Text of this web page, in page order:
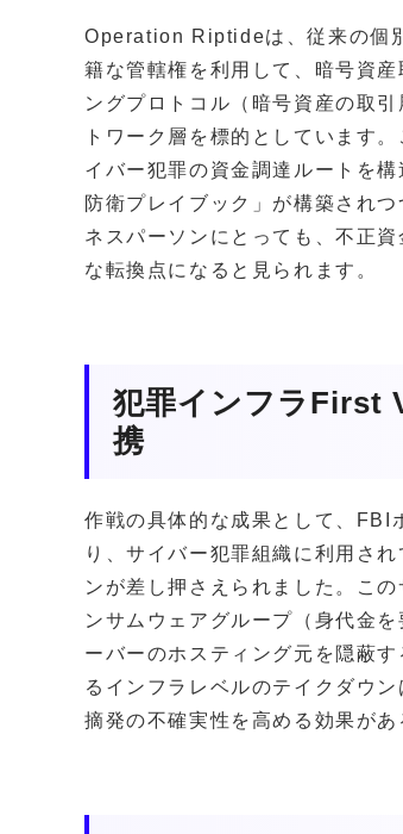
Operation Riptideは、従来の個
籍な管轄権を利用して、暗号資
ングプロトコル（暗号資産の取
トワーク層を標的としています
イバー犯罪の資金調達ルートを
防衛プレイブック」が構築され
ネスパーソンにとっても、不正
な転換点になると見られます。
犯罪インフラFirst
携
作戦の具体的な成果として、FBI
り、サイバー犯罪組織に利用さ
ンが差し押さえられました。こ
ンサムウェアグループ（身代金
ーバーのホスティング元を隠蔽
るインフラレベルのテイクダウ
摘発の不確実性を高める効果があ